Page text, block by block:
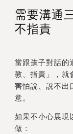
需要溝通
不指責
當跟孩子對話的
教、指責」，就
害怕說、說不出
意。
如果不小心展現
做：